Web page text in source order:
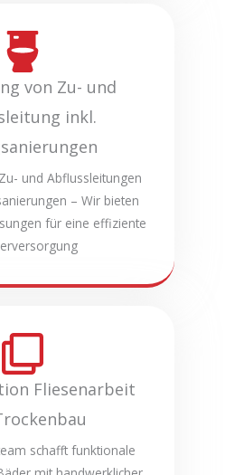
von Zu- und
inkl.
und Abflussleitungen
– Wir bieten
für eine effiziente
Fliesenarbeit
schafft funktionale